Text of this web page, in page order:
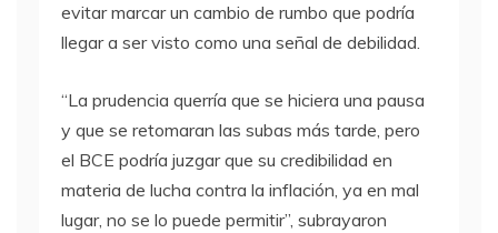
evitar marcar un cambio de rumbo que podría
llegar a ser visto como una señal de debilidad.
“La prudencia querría que se hiciera una pausa
y que se retomaran las subas más tarde, pero
el BCE podría juzgar que su credibilidad en
materia de lucha contra la inflación, ya en mal
lugar, no se lo puede permitir”, subrayaron